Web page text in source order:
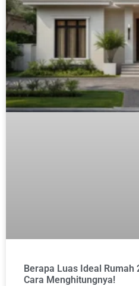
Berapa Luas Ideal Rumah
Cara Menghitungnya!